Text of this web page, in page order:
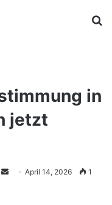
in
jetzt
Send April 14, 2026 1